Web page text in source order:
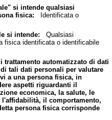
si intende qualsiasi
fisica: Identificata o
si intende: Qualsiasi
fisica identificata o identificabile
trattamento automatizzato di dati
tali dati personali per valutare
a una persona fisica, in
aspetti riguardanti il
economica, la salute, le
il comportamento,
persona fisica corrisponde